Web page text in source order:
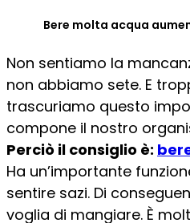
Bere molta acqua
Non sentiamo la
non abbiamo sete. E
trascuriamo questo
compone il nostro
Perciò il consiglio è:
Ha un’importante
sentire sazi. Di
voglia di mangiare. È